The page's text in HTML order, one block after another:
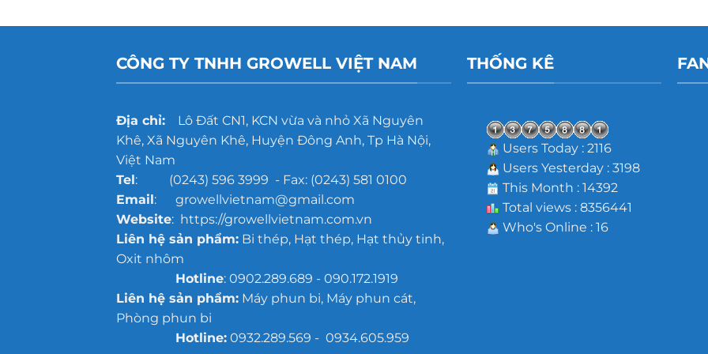
CÔNG TY TNHH GROWELL VIỆT NAM
Địa chỉ:Lô Đất CN1, KCN vừa và nhỏ Xã Nguyên
Khê, Xã Nguyên Khê, Huyện Đông Anh, Tp Hà Nội,
Việt Nam
Tel: (0243) 596 3999 - Fax: (0243) 581 0100
Email: growellvietnam@gmail.com
Website: https://growellvietnam.com.vn
Liên hệ sản phẩm:Bi thép, Hạt thép, Hạt thủy tinh,
Oxit nhôm
Hotline: 0902.289.689 - 090.172.1919
Liên hệ sản phẩm:Máy phun bi, Máy phun cát,
Phòng phun bi
Hotline:0932.289.569 - 0934.605.959
THỐNG KÊ
Users Today : 2116
Users Yesterday : 3198
This Month : 14392
Total views : 8356441
Who's Online : 16